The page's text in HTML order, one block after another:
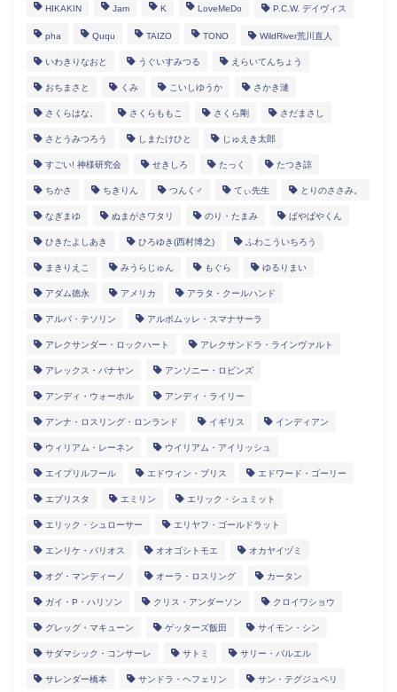
HIKAKIN Jam K LoveMeDo P.C.W. デイヴィス
pha Ququ TAIZO TONO WildRiver荒川直人
いわきりなおと うぐいすみつる えらいてんちょう
おちまさと くみ こいしゆうか さかき漣
さくらはな。 さくらももこ さくら剛 さだまさし
さとうみつろう しまたけひと じゅえき太郎
すごい! 神様研究会 せきしろ たっく たつき諒
ちかさ ちきりん つんく♂ てぃ先生 とりのささみ。
なぎまゆ ぬまがさワタリ のり・たまみ ぱやぱやくん
ひきたよしあき ひろゆき(西村博之) ふわこういちろう
まきりえこ みうらじゅん もぐら ゆるりまい
アダム徳永 アメリカ アラタ・クールハンド
アルパ・テソリン アルボムッレ・スマナサーラ
アレクサンダー・ロックハート アレクサンドラ・ラインヴァルト
アレックス・バナヤン アンソニー・ロビンズ
アンディ・ウォーホル アンディ・ライリー
アンナ・ロスリング・ロンランド イギリス インディアン
ウィリアム・レーネン ウイリアム・アイリッシュ
エイプリルフール エドウィン・ブリス エドワード・ゴーリー
エブリスタ エミリン エリック・シュミット
エリック・シュローサー エリヤフ・ゴールドラット
エンリケ・バリオス オオゴシトモエ オカヤイヅミ
オグ・マンディーノ オーラ・ロスリング カータン
ガイ・P・ハリソン クリス・アンダーソン クロイワショウ
グレッグ・マキューン ゲッターズ飯田 サイモン・シン
サダマシック・コンサーレ サトミ サリー・バルエル
サレンダー橋本 サンドラ・ヘフェリン サン・テグジュペリ